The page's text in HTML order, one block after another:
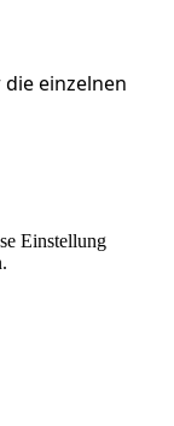
einzelnen
Einstellung